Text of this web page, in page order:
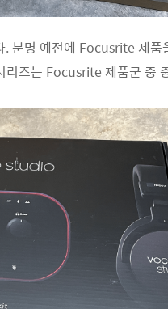
분명 예전에 Focusrite 제품
즈는 Focusrite 제품군 중